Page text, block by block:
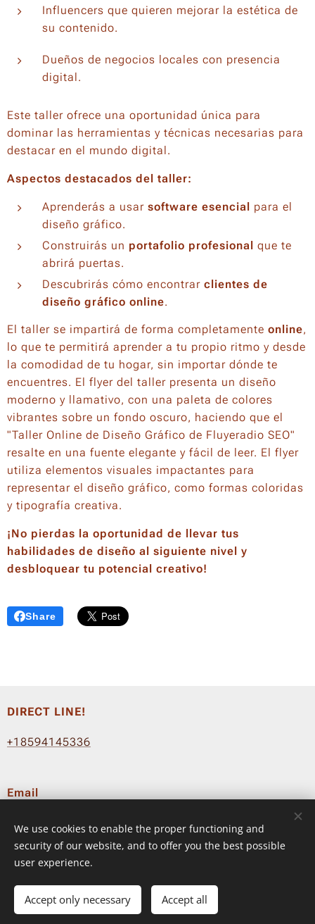
Influencers que quieren mejorar la estética de
su contenido.
Dueños de negocios locales con presencia
digital.
Este taller ofrece una oportunidad única para
dominar las herramientas y técnicas necesarias para
destacar en el mundo digital.
Aspectos destacados del taller:
Aprenderás a usar software esencial para el
diseño gráfico.
Construirás un portafolio profesional que te
abrirá puertas.
Descubrirás cómo encontrar clientes de
diseño gráfico online.
El taller se impartirá de forma completamente online,
lo que te permitirá aprender a tu propio ritmo y desde
la comodidad de tu hogar, sin importar dónde te
encuentres. El flyer del taller presenta un diseño
moderno y llamativo, con una paleta de colores
vibrantes sobre un fondo oscuro, haciendo que el
"Taller Online de Diseño Gráfico de Fluyeradio SEO"
resalte en una fuente elegante y fácil de leer. El flyer
utiliza elementos visuales impactantes para
representar el diseño gráfico, como formas coloridas
y tipografía creativa.
¡No pierdas la oportunidad de llevar tus
habilidades de diseño al siguiente nivel y
desbloquear tu potencial creativo!
Share
DIRECT LINE!
+18594145336
Email
Terms & Conditions–Privacy Policy
© 2024 FLUYE RADIO ™
We use cookies to enable the proper functioning and
security of our website, and to offer you the best possible
user experience.
Accept only necessary Accept all